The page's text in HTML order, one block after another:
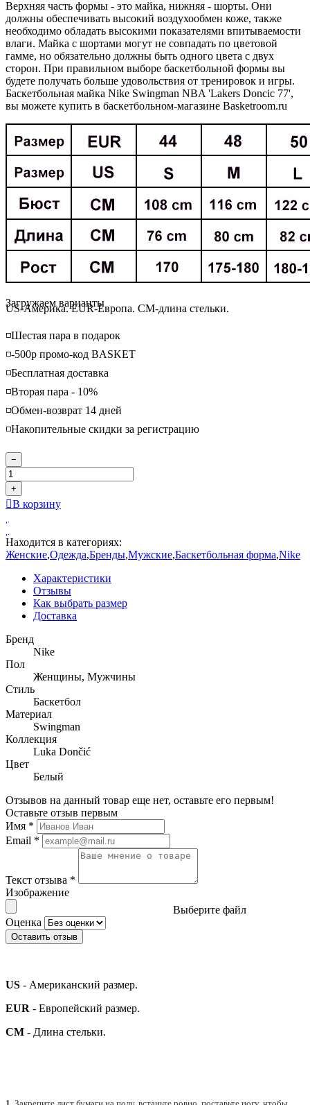
Верхняя часть формы - это майка, нижняя - шорты. Они
должны обеспечивать высокий воздухообмен коже, также
необходимо обладать высокими показателями впитываемости
влаги. Майка с шортами могут не совпадать по цветовой
гамме, но обязательно должны быть одного цвета с двух
сторон. При правильном выборе баскетбольной формы вы
будете получать больше удовольствия от тренировок и игры.
Баскетбольная майка Nike Swingman NBA 'Lakers Doncic 77',
вы можете купить в баскетбольном-магазине Basketroom.ru
Loading...
Загружаем варианты
US-Америка. EUR-Европа. CM-длина стельки.
◽️Шестая пара в подарок
◽️-500р промо-код BASKET
◽️Бесплатная доставка
◽️Вторая пара - 10%
◽️Обмен-возврат 14 дней
◽️Накопительные скидки за регистрацию
−
+
В корзину
Находится в категориях:
Женские,Одежда,Бренды,Мужские,Баскетбольная форма,Nike
Характеристики
Отзывы
Как выбрать размер
Доставка
Бренд
Nike
Пол
Женщины, Мужчины
Стиль
Баскетбол
Материал
Swingman
Коллекция
Luka Dončić
Цвет
Белый
Отзывов на данный товар еще нет, оставьте его первым!
Оставьте отзыв первым
Имя *
Email *
Текст отзыва *
Изображение
Выберите файл
Оценка
Оставить отзыв
US - Американский размер.
EUR - Европейский размер.
СМ - Длина стельки.